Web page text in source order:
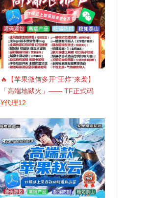
🔥【苹果微信多开“王炸”来袭】
「高端地狱火」—— TF正式码
+斗战神8073包，7天退换，安全
¥代理12